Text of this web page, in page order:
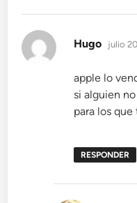
Hugo dice:
julio
apple lo
si alguien
para los
RESPONDER